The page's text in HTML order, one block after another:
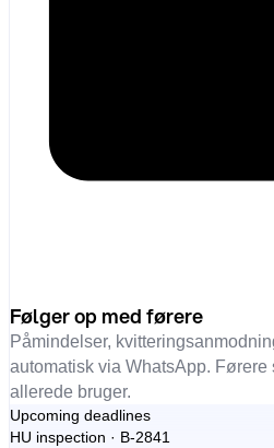
Følger op med førere
Påmindelser,
automatisk via WhatsApp. Førere
allerede bruger.
Upcoming deadlines
HU inspection · B-2841